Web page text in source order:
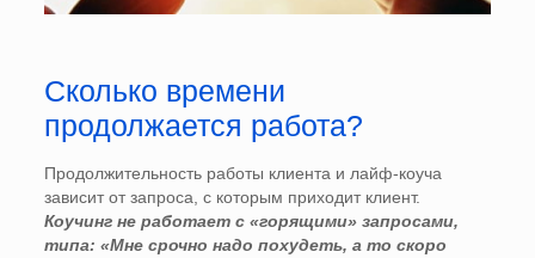
Сколько времени
продолжается работа?
Продолжительность работы клиента и лайф-коуча
зависит от запроса, с которым приходит клиент.
Коучинг не работает с «горящими» запросами,
типа: «Мне срочно надо похудеть, а то скоро